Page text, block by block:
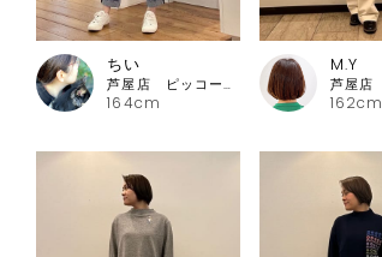
164cm
ちい
芦屋店 ピッコーネ・ピッコーネクラブ
162cm
M.Y